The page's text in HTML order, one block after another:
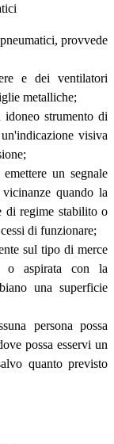
provvede
e dei ventilatori
metalliche;
strumento di
visiva
un segnale
quando la
di regime stabilito o
di funzionare;
sul tipo di merce
o aspirata con la
una superficie
persona possa
possa esservi un
quanto previsto